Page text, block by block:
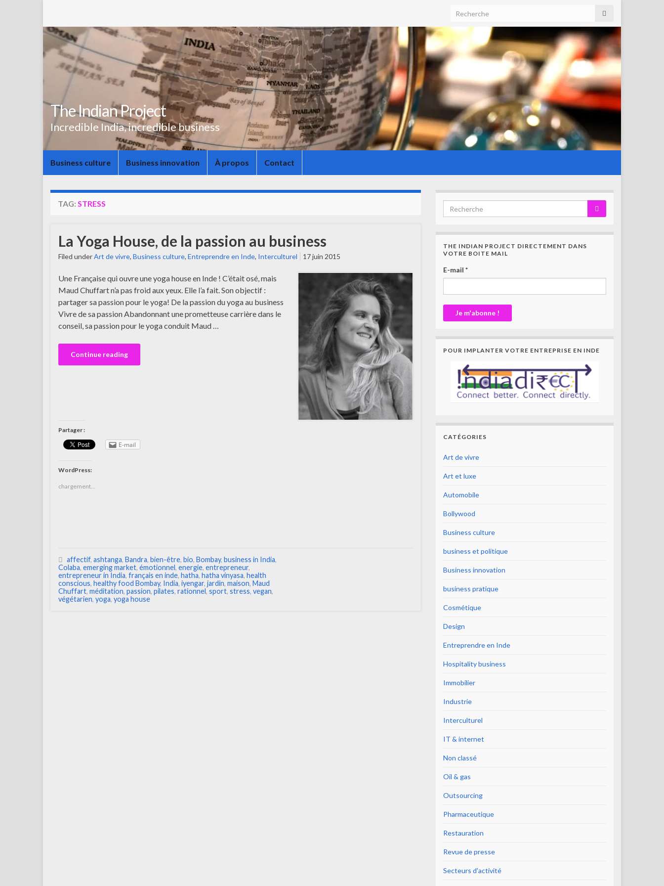
The Indian Project
Incredible India, incredible business
Business culture Business innovation À propos Contact
TAG: STRESS
La Yoga House, de la passion au business
Filed underArt de vivre, Business culture, Entreprendre en Inde, Interculturel 17 juin 2015
Une Française qui ouvre une yoga house en Inde ! C’était osé, mais
Maud Chuffart n’a pas froid aux yeux. Elle l’a fait. Son objectif :
partager sa passion pour le yoga! De la passion du yoga au business
Vivre de sa passion Abandonnant une prometteuse carrière dans le
conseil, sa passion pour le yoga conduit Maud …
Continue reading
Partager :
E-mail
WordPress:
chargement…
affectif, ashtanga, Bandra, bien-être, bio, Bombay, business in India,
Colaba, emerging market, émotionnel, energie, entrepreneur,
entrepreneur in India, français en inde, hatha, hatha vinyasa, health
conscious, healthy food Bombay, India, iyengar, jardin, maison, Maud
Chuffart, méditation, passion, pilates, rationnel, sport, stress, vegan,
végétarien, yoga, yoga house
THE INDIAN PROJECT DIRECTEMENT DANS
VOTRE BOITE MAIL
E-mail *
POUR IMPLANTER VOTRE ENTREPRISE EN INDE
CATÉGORIES
Art de vivre
Art et luxe
Automobile
Bollywood
Business culture
business et politique
Business innovation
business pratique
Cosmétique
Design
Entreprendre en Inde
Hospitality business
Immobilier
Industrie
Interculturel
IT & internet
Non classé
Oil & gas
Outsourcing
Pharmaceutique
Restauration
Revue de presse
Secteurs d'activité